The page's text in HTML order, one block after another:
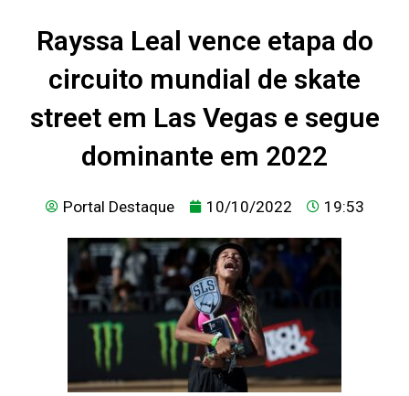
Rayssa Leal vence etapa do
circuito mundial de skate
street em Las Vegas e segue
dominante em 2022
Portal Destaque 10/10/2022 19:53